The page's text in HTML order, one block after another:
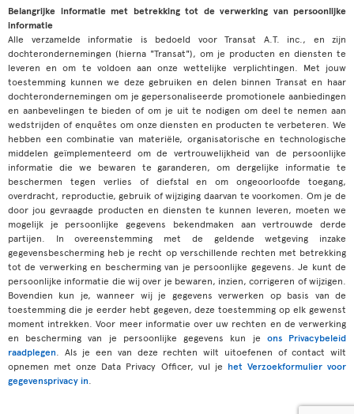
Belangrijke informatie met betrekking tot de verwerking van persoonlijke
informatie
Alle verzamelde informatie is bedoeld voor Transat A.T. inc., en zijn
dochterondernemingen (hierna "Transat"), om je producten en diensten te
leveren en om te voldoen aan onze wettelijke verplichtingen. Met jouw
toestemming kunnen we deze gebruiken en delen binnen Transat en haar
dochterondernemingen om je gepersonaliseerde promotionele aanbiedingen
en aanbevelingen te bieden of om je uit te nodigen om deel te nemen aan
wedstrijden of enquêtes om onze diensten en producten te verbeteren. We
hebben een combinatie van materiële, organisatorische en technologische
middelen geïmplementeerd om de vertrouwelijkheid van de persoonlijke
informatie die we bewaren te garanderen, om dergelijke informatie te
beschermen tegen verlies of diefstal en om ongeoorloofde toegang,
overdracht, reproductie, gebruik of wijziging daarvan te voorkomen. Om je de
door jou gevraagde producten en diensten te kunnen leveren, moeten we
mogelijk je persoonlijke gegevens bekendmaken aan vertrouwde derde
partijen. In overeenstemming met de geldende wetgeving inzake
gegevensbescherming heb je recht op verschillende rechten met betrekking
tot de verwerking en bescherming van je persoonlijke gegevens. Je kunt de
persoonlijke informatie die wij over je bewaren, inzien, corrigeren of wijzigen.
Bovendien kun je, wanneer wij je gegevens verwerken op basis van de
toestemming die je eerder hebt gegeven, deze toestemming op elk gewenst
moment intrekken. Voor meer informatie over uw rechten en de verwerking
en bescherming van je persoonlijke gegevens kun je ons Privacybeleid
raadplegen . Als je een van deze rechten wilt uitoefenen of contact wilt
opnemen met onze Data Privacy Officer, vul je het Verzoekformulier voor
gegevensprivacy in